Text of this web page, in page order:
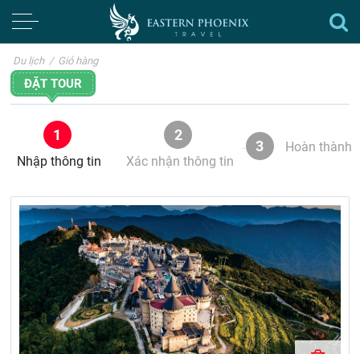
Du lịch / Giỏ hàng
ĐẶT TOUR
1
Nhập thông tin
2
Xác nhận thông tin
3 Hoàn thành